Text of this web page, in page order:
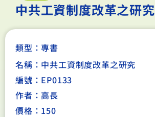
中共工資制度改革之研究
類型：專書
名稱：中共工資制度改革之研究
編號：EP0133
作者：高長
價格：150